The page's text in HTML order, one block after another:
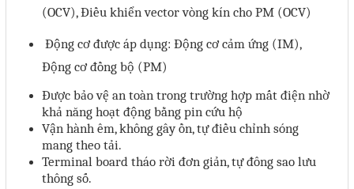
(OCV), Điều khiển vector vòng kín cho PM (OCV)
Động cơ được áp dụng: Động cơ cảm ứng (IM),
Động cơ đồng bộ (PM)
Được bảo vệ an toàn trong trường hợp mất điện nhờ
khả năng hoạt động bằng pin cứu hộ
Vận hành êm, không gây ồn, tự điều chỉnh sóng
mang theo tải.
Terminal board tháo rời đơn giản, tự đông sao lưu
thông số.
Lấy Chương Trình HMI
Thông tin hữu ích
Hình ảnh sửa chữa
Liên hệ